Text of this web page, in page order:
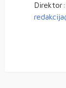
Direktor: